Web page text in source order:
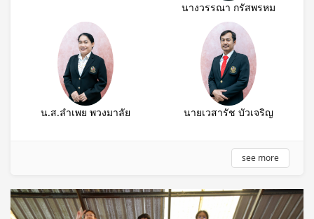
นางวรรณา กรัสพรหม
น.ส.ลำเพย พวงมาลัย นายเวสารัช บัวเจริญ
see more